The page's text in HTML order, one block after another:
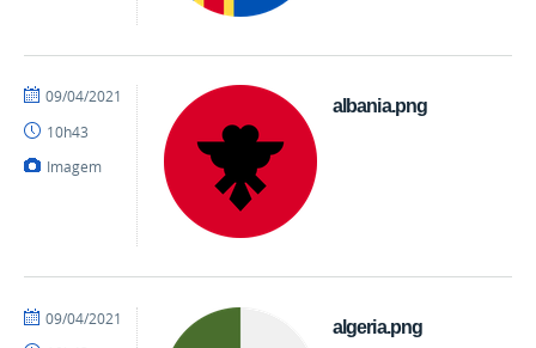
albania.png
por
publicado
09/04/2021
10h43
Imagem
algeria.png
por
publicado
09/04/2021